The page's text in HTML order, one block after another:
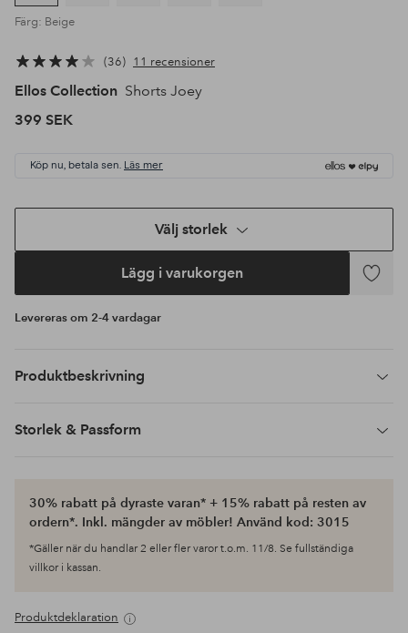
Färg: Beige
36 11 recensioner
Ellos Collection Shorts Joey
399 SEK
Köp nu, betala sen. Läs mer
Välj storlek
Lägg i varukorgen
Lägg
Levereras om 2-4 vardagar
Produktbeskrivning
Storlek & Passform
30% rabatt på dyraste varan* + 15% rabatt på resten av
ordern*. Inkl. mängder av möbler! Använd kod: 3015
*Gäller när du handlar 2 eller fler varor t.o.m. 11/8. Se fullständiga
villkor i kassan.
Produktdeklaration